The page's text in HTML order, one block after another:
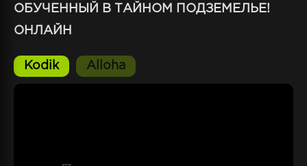
Помимо того, что у его отца нет денег, так на
а постоянные проблемы с деньгами
вынуждают Стардия пойти на очень отважный
ОБУЧЕННЫЙ В ТАЙНОМ ПОДЗЕМЕЛЬЕ!
ОНЛАЙН
Kodik Alloha